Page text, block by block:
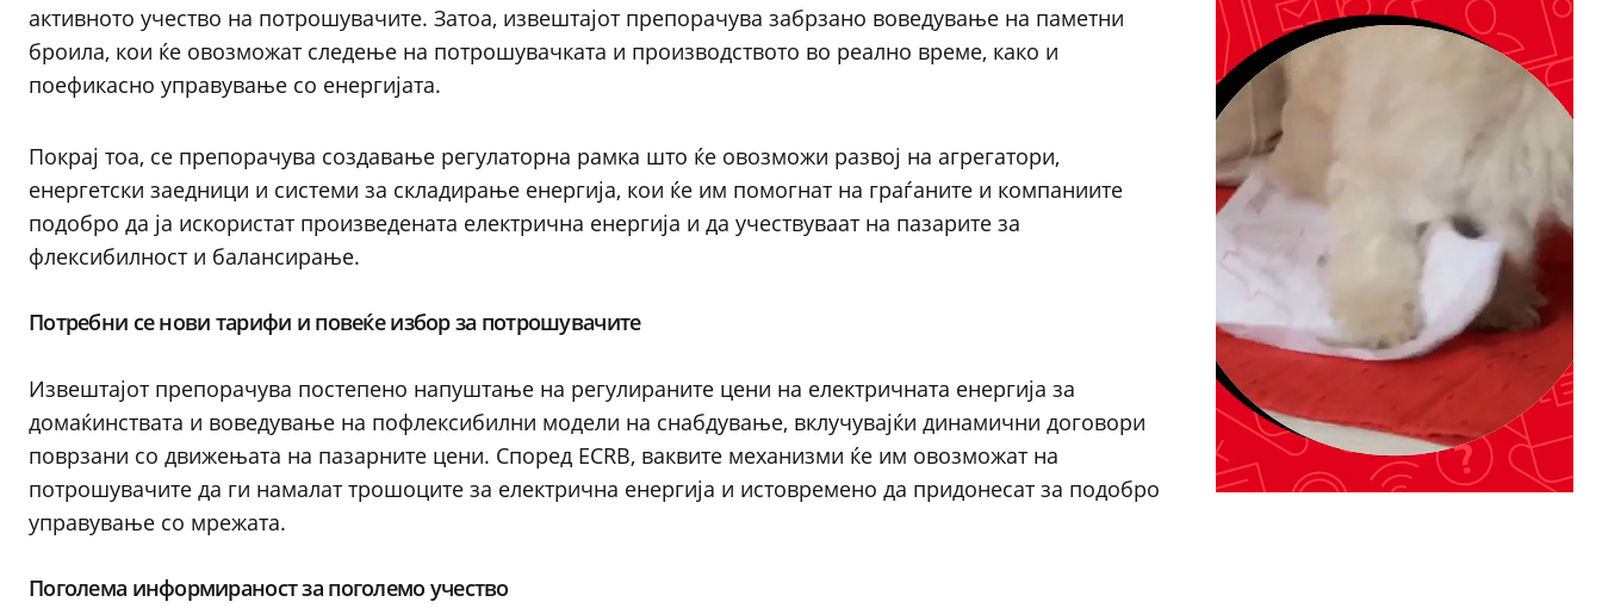
активното учество на потрошувачите. Затоа, извештајот препорачува забрзано воведување на паметни
броила, кои ќе овозможат следење на потрошувачката и производството во реално време, како и
поефикасно управување со енергијата.
Покрај тоа, се препорачува создавање регулаторна рамка што ќе овозможи развој на агрегатори,
енергетски заедници и системи за складирање енергија, кои ќе им помогнат на граѓаните и компаниите
подобро да ја искористат произведената електрична енергија и да учествуваат на пазарите за
флексибилност и балансирање.
Потребни се нови тарифи и повеќе избор за потрошувачите
Извештајот препорачува постепено напуштање на регулираните цени на електричната енергија за
домаќинствата и воведување на пофлексибилни модели на снабдување, вклучувајќи динамични договори
поврзани со движењата на пазарните цени. Според ECRB, ваквите механизми ќе им овозможат на
потрошувачите да ги намалат трошоците за електрична енергија и истовремено да придонесат за подобро
управување со мрежата.
Поголема информираност за поголемо учество